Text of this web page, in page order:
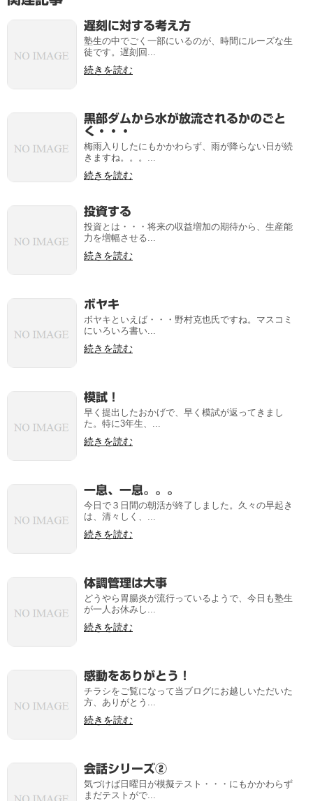
遅刻に対する考え方
塾生の中でごく一部にいるのが、時間にルーズな生
徒です。遅刻回...
続きを読む
黒部ダムから水が放流されるかのごと
く・・・
梅雨入りしたにもかかわらず、雨が降らない日が続
きますね。。。...
続きを読む
投資する
投資とは・・・将来の収益増加の期待から、生産能
力を増幅させる...
続きを読む
ボヤキ
ボヤキといえば・・・野村克也氏ですね。マスコミ
にいろいろ書い...
続きを読む
模試！
早く提出したおかげで、早く模試が返ってきまし
た。特に3年生、...
続きを読む
一息、一息。。。
今日で３日間の朝活が終了しました。久々の早起き
は、清々しく、...
続きを読む
体調管理は大事
どうやら胃腸炎が流行っているようで、今日も塾生
が一人お休みし...
続きを読む
感動をありがとう！
チラシをご覧になって当ブログにお越しいただいた
方、ありがとう...
続きを読む
会話シリーズ②
気づけば日曜日が模擬テスト・・・にもかかわらず
まだテストがで...